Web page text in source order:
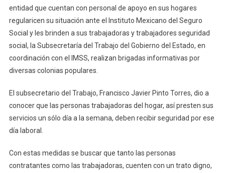
Busca
La
entidad que cuentan con personal de apoyo en sus hogares
regularicen su situación ante el Instituto Mexicano del Seguro
Social y les brinden a sus trabajadoras y trabajadores seguridad
social, la Subsecretaría del Trabajo del Gobierno del Estado, en
coordinación con el IMSS, realizan brigadas informativas por
diversas colonias populares.
El subsecretario del Trabajo, Francisco Javier Pinto Torres, dio a
conocer que las personas trabajadoras del hogar, así presten sus
servicios un sólo día a la semana, deben recibir seguridad por ese
día laboral.
Con estas medidas se buscar que tanto las personas
contratantes como las trabajadoras, cuenten con un trato digno,